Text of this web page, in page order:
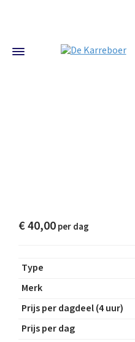
€40,00
Type
Merk
Prijs per dagdeel (4 uur)
Prijs per dag